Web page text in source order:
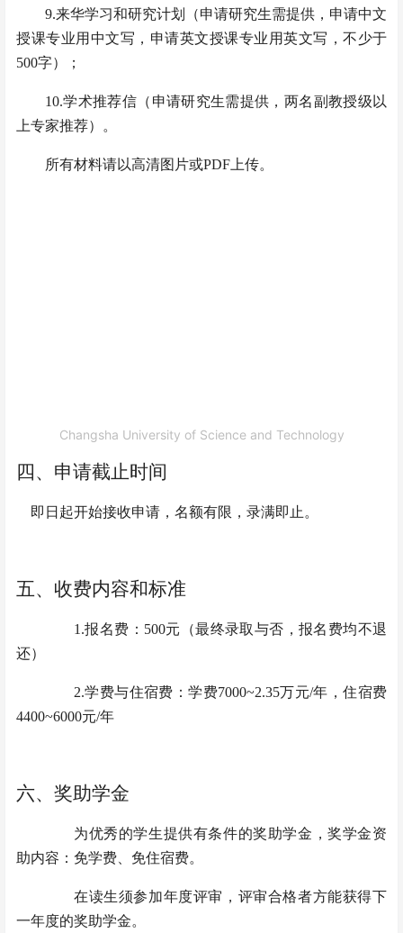
9.来华学习和研究计划（申请研究生需提供，申请中文
授课专业用中文写，申请英文授课专业用英文写，不少于
500字）；
10.学术推荐信（申请研究生需提供，两名副教授级以
上专家推荐）。
所有材料请以高清图片或PDF上传。
Changsha University of Science and Technology
四、申请截止时间
即日起开始接收申请，名额有限，录满即止。
五、收费内容和标准
1.报名费 ： 500元 （最终录取与否，报名费均不退
还）
2.学费与住宿费 ：学费7000~2.35万元/年 ，住宿费
4400~6000元/年
六、奖助学金
为优秀的学生提供有条件的奖助学金 ，奖学金资
助内容：免学费、免住宿费。
在读生须参加年度评审 ， 评审合格者方能获得下
一年度的奖助学金。